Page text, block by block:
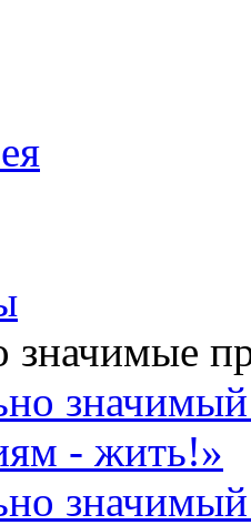
значимые
- жить!»
значимый